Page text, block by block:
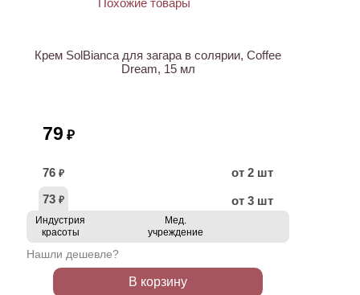
Крем SolBianca для загара в солярии, Coffee
Dream, 15 мл
79 ₽
76 ₽
от 2 шт
73 ₽ от 3 шт
Индустрия
красоты
Мед.
учреждение
Нашли дешевле?
В корзину